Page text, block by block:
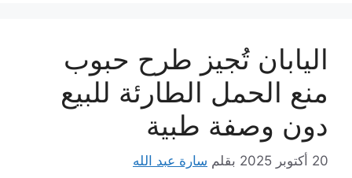
اليابان تُجيز طرح حبوب
منع الحمل الطارئة للبيع
دون وصفة طبية
20 أكتوبر 2025 بقلم سارة عبد الله